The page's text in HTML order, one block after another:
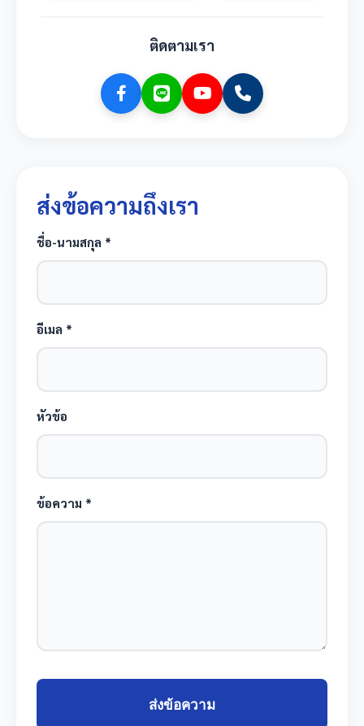
ติดตามเรา
ส่งข้อความถึงเรา
ชื่อ-นามสกุล *
อีเมล *
หัวข้อ
ข้อความ *
ส่งข้อความ